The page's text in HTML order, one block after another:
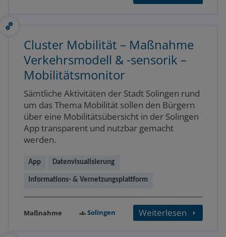
Cluster Mobilität – Maßnahme
Verkehrsmodell & -sensorik –
Mobilitätsmonitor
Sämtliche Aktivitäten der Stadt Solingen rund
um das Thema Mobilität sollen den Bürgern
über eine Mobilitätsübersicht in der Solingen
App transparent und nutzbar gemacht
werden.
App Datenvisualisierung
Informations- & Vernetzungsplattform
Maßnahme Solingen Weiterlesen